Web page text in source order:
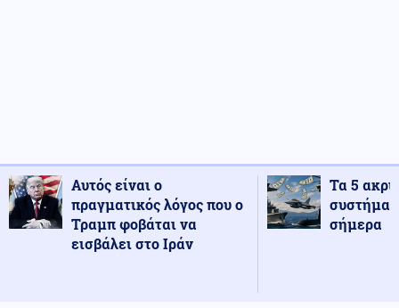
Αυτός είναι ο
πραγματικός λόγος που ο
Τραμπ φοβάται να
εισβάλει στο Ιράν
Τα 5
σήμερα